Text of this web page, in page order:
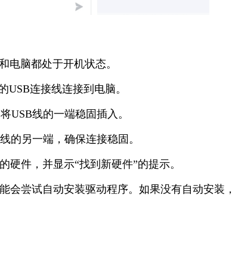
电脑都处于开机状态。
连接线连接到电脑。
USB线的一端稳固插入。
的另一端，确保连接稳固。
硬件，并显示“找到新硬件”的提示。
会尝试自动安装驱动程序。如果没有自动安装，